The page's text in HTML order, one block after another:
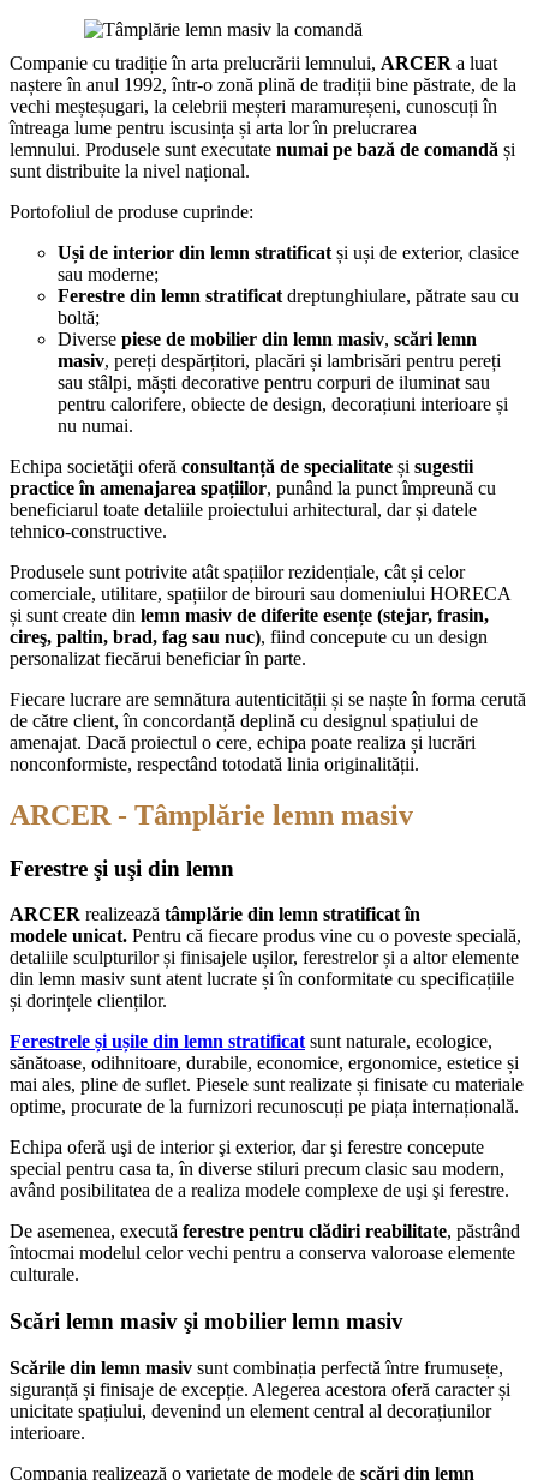
Companie cu tradiție în arta prelucrării lemnului, ARCER a luat
naștere în anul 1992, într-o zonă plină de tradiții bine păstrate, de la
vechi meșteșugari, la celebrii meșteri maramureșeni, cunoscuți în
întreaga lume pentru iscusința și arta lor în prelucrarea
lemnului. Produsele sunt executate numai pe bază de comandă și
sunt distribuite la nivel național.
Portofoliul de produse cuprinde:
Uși de interior din lemn stratificat și uși de exterior, clasice
sau moderne;
Ferestre din lemn stratificat dreptunghiulare, pătrate sau cu
boltă;
Diverse piese de mobilier din lemn masiv, scări lemn
masiv, pereți despărțitori, placări și lambrisări pentru pereți
sau stâlpi, măști decorative pentru corpuri de iluminat sau
pentru calorifere, obiecte de design, decorațiuni interioare și
nu numai.
Echipa societăţii oferă consultanță de specialitate și sugestii
practice în amenajarea spațiilor, punând la punct împreună cu
beneficiarul toate detaliile proiectului arhitectural, dar și datele
tehnico-constructive.
Produsele sunt potrivite atât spațiilor rezidențiale, cât și celor
comerciale, utilitare, spațiilor de birouri sau domeniului HORECA
și sunt create din lemn masiv de diferite esențe (stejar, frasin,
cireş, paltin, brad, fag sau nuc), fiind concepute cu un design
personalizat fiecărui beneficiar în parte.
Fiecare lucrare are semnătura autenticității și se naște în forma cerută
de către client, în concordanță deplină cu designul spațiului de
amenajat. Dacă proiectul o cere, echipa poate realiza și lucrări
nonconformiste, respectând totodată linia originalității.
ARCER - Tâmplărie lemn masiv
Ferestre şi uşi din lemn
ARCER realizează tâmplărie din lemn stratificat în
modele unicat. Pentru că fiecare produs vine cu o poveste specială,
detaliile sculpturilor și finisajele ușilor, ferestrelor și a altor elemente
din lemn masiv sunt atent lucrate și în conformitate cu specificațiile
și dorințele clienților.
Ferestrele și ușile din lemn stratificat sunt naturale, ecologice,
sănătoase, odihnitoare, durabile, economice, ergonomice, estetice și
mai ales, pline de suflet. Piesele sunt realizate și finisate cu materiale
optime, procurate de la furnizori recunoscuți pe piața internațională.
Echipa oferă uşi de interior şi exterior, dar şi ferestre concepute
special pentru casa ta, în diverse stiluri precum clasic sau modern,
având posibilitatea de a realiza modele complexe de uşi şi ferestre.
De asemenea, execută ferestre pentru clădiri reabilitate, păstrând
întocmai modelul celor vechi pentru a conserva valoroase elemente
culturale.
Scări lemn masiv şi mobilier lemn masiv
Scările din lemn masiv sunt combinația perfectă între frumusețe,
siguranță și finisaje de excepție. Alegerea acestora oferă caracter și
unicitate spațiului, devenind un element central al decorațiunilor
interioare.
Compania realizează o varietate de modele de scări din lemn